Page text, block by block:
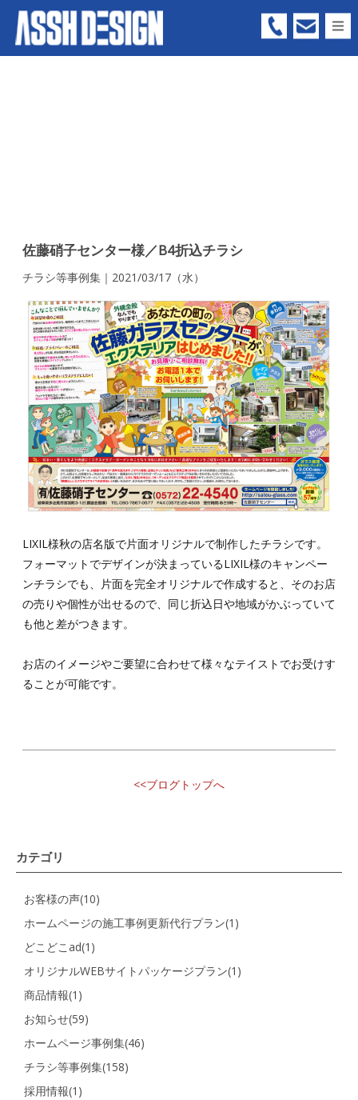
05
佐藤硝子センター様／B4折込チラシ
チラシ等事例集｜2021/03/17（水）
LIXIL様秋の店名版で片面オリジナルで制作したチラシです。
フォーマットでデザインが決まっているLIXIL様のキャンペー
ンチラシでも、片面を完全オリジナルで作成すると、そのお店
の売りや個性が出せるので、同じ折込日や地域がかぶっていて
も他と差がつきます。
お店のイメージやご要望に合わせて様々なテイストでお受けす
ることが可能です。
<<ブログトップへ
カテゴリ
お客様の声(10)
ホームページの施工事例更新代行プラン(1)
どこどこad(1)
オリジナルWEBサイトパッケージプラン(1)
商品情報(1)
お知らせ(59)
ホームページ事例集(46)
チラシ等事例集(158)
採用情報(1)